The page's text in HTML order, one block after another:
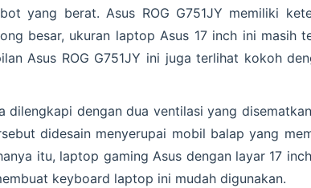
yang berat. Asus ROG G751JY memiliki
besar, ukuran laptop Asus 17 inch ini masih
Asus ROG G751JY ini juga terlihat kokoh
dilengkapi dengan dua ventilasi yang
didesain menyerupai mobil balap yang
itu, laptop gaming Asus dengan layar 17
keyboard laptop ini mudah digunakan.